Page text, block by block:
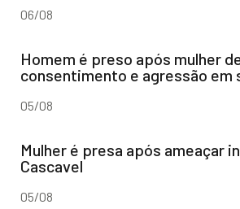
06/08
Homem é preso após mulher
consentimento e agressão em
05/08
Mulher é presa após ameaçar
Cascavel
05/08